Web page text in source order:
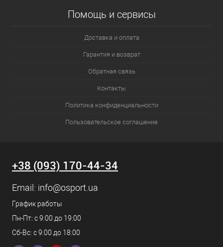
Помощь и сервисы
Доставка и оплата
Гарантия и возврат
Обратная связь
Контакты
Политика конфиденциальности
Пользовательское соглашение
+38 (093) 170-44-34
Email: info@osport.ua
График работы
Пн-Пт: с 9:00 до 19:00
Сб-Вс: с 9:00 до 18:00